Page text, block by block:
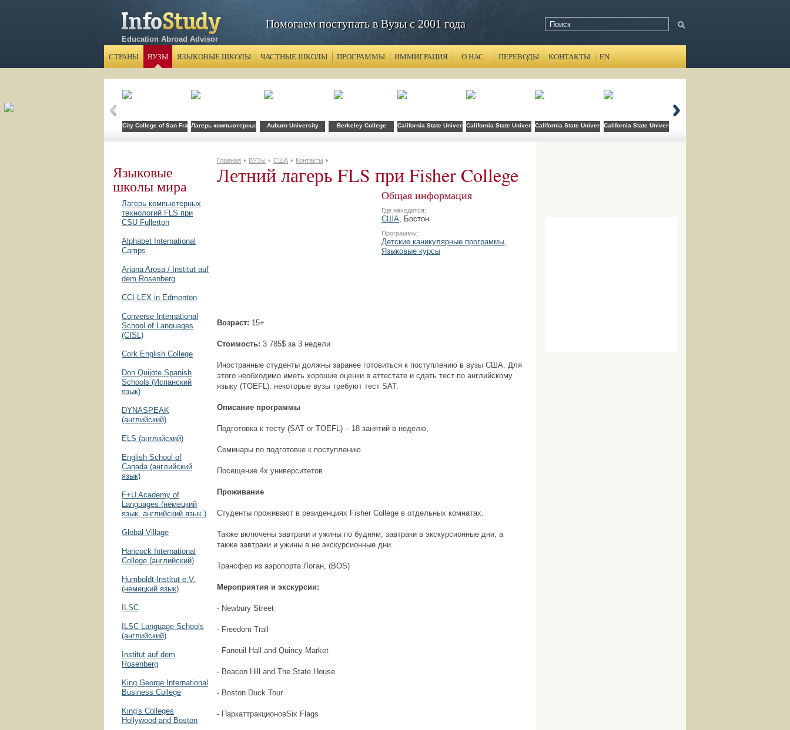
Education Abroad Advisor
Помогаем поступать в Вузы с 2001 года
СТРАНЫ ВУЗЫ ЯЗЫКОВЫЕ ШКОЛЫ ЧАСТНЫЕ ШКОЛЫ ПРОГРАММЫ ИММИГРАЦИЯ О НАС ПЕРЕВОДЫ КОНТАКТЫ EN
City College of San FranciscoЛагерь компьютерных технологий FLS при CSU Fullerton
Auburn University Berkeley College California State UniversityCalifornia State University Domingez HillsCalifornia State University Long BeachCalifornia State University San Bernardino
Языковые
школы мира
Лагерь компьютерных
технологий FLS при
CSU Fullerton
Alphabet International
Camps
Ariana Arosa / Institut auf
dem Rosenberg
CCI-LEX in Edmonton
Converse International
School of Languages
(CISL)
Cork English College
Don Quijote Spanish
Schools (Испанский
язык)
DYNASPEAK
(английский)
ELS (английский)
English School of
Canada (английский
язык)
F+U Academy of
Languages (немецкий
язык, английский язык )
Global Village
Hancock International
College (английский)
Humboldt-Institut e.V.
(немецкий язык)
ILSC
ILSC Language Schools
(английский)
Institut auf dem
Rosenberg
King George International
Business College
King's Colleges
Hollywood and Boston
Главная ВУЗы США Контакты
Летний лагерь FLS при Fisher College
Общая информация
Где находится:
США, Бостон
Программы:
Детские каникулярные программы,
Языковые курсы
Возраст: 15+
Стоимость: 3 785$ за 3 недели
Иностранные студенты должны заранее готовиться к поступлению в вузы США. Для
этого необходимо иметь хорошие оценки в аттестате и сдать тест по английскому
языку (TOEFL), некоторые вузы требуют тест SAT.
Описание программы
Подготовка к тесту (SAT or TOEFL) – 18 занятий в неделю,
Семинары по подготовке к поступлению
Посещение 4х университетов
Проживание
Студенты проживают в резиденциях Fisher College в отдельных комнатах.
Также включены завтраки и ужины по будням; завтраки в экскурсионные дни; а
также завтраки и ужины в не экскурсионные дни.
Трансфер из аэропорта Логан, (BOS)
Мероприятия и экскурсии:
- Newbury Street
- Freedom Trail
- Faneuil Hall and Quincy Market
- Beacon Hill and The State House
- Boston Duck Tour
- ПаркаттракционовSix Flags